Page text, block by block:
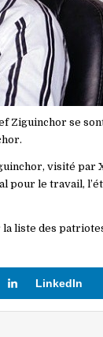
Ziguinchor se
visité par
pour le travail,
liste des
LinkedIn